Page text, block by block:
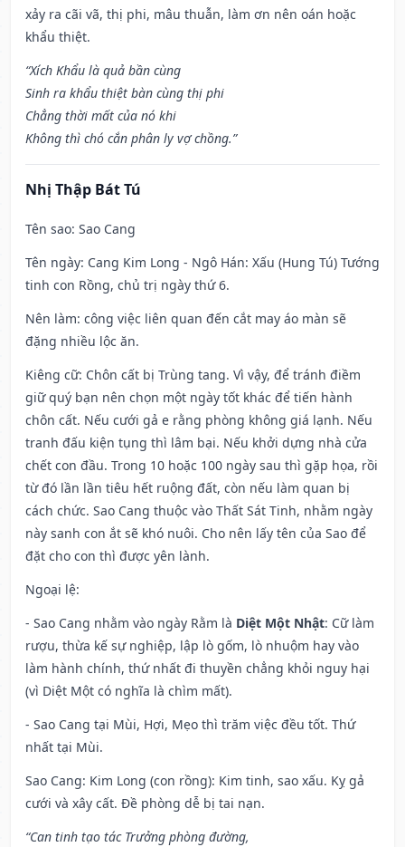
xảy ra cãi vã, thị phi, mâu thuẫn, làm ơn nên oán hoặc
khẩu thiệt.
“Xích Khẩu là quả bần cùng
Sinh ra khẩu thiệt bàn cùng thị phi
Chẳng thời mất của nó khi
Không thì chó cắn phân ly vợ chồng.”
Nhị Thập Bát Tú
Tên sao: Sao Cang
Tên ngày: Cang Kim Long - Ngô Hán: Xấu (Hung Tú) Tướng
tinh con Rồng, chủ trị ngày thứ 6.
Nên làm: công việc liên quan đến cắt may áo màn sẽ
đặng nhiều lộc ăn.
Kiêng cữ: Chôn cất bị Trùng tang. Vì vậy, để tránh điềm
giữ quý bạn nên chọn một ngày tốt khác để tiến hành
chôn cất. Nếu cưới gả e rằng phòng không giá lạnh. Nếu
tranh đấu kiện tụng thì lâm bại. Nếu khởi dựng nhà cửa
chết con đầu. Trong 10 hoặc 100 ngày sau thì gặp họa, rồi
từ đó lần lần tiêu hết ruộng đất, còn nếu làm quan bị
cách chức. Sao Cang thuộc vào Thất Sát Tinh, nhằm ngày
này sanh con ắt sẽ khó nuôi. Cho nên lấy tên của Sao để
đặt cho con thì được yên lành.
Ngoại lệ:
- Sao Cang nhằm vào ngày Rằm là Diệt Một Nhật: Cữ làm
rượu, thừa kế sự nghiệp, lập lò gốm, lò nhuộm hay vào
làm hành chính, thứ nhất đi thuyền chẳng khỏi nguy hại
(vì Diệt Một có nghĩa là chìm mất).
- Sao Cang tại Mùi, Hợi, Mẹo thì trăm việc đều tốt. Thứ
nhất tại Mùi.
Sao Cang: Kim Long (con rồng): Kim tinh, sao xấu. Kỵ gả
cưới và xây cất. Đề phòng dễ bị tai nạn.
“Can tinh tạo tác Trưởng phòng đường,